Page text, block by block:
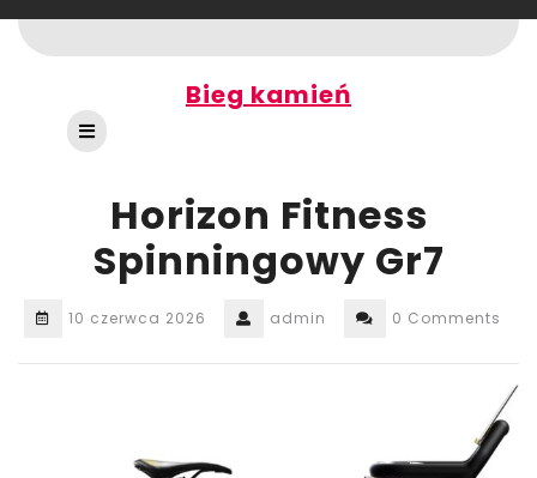
to
content
Bieg kamień
Open
Button
Horizon Fitness
Spinningowy Gr7
10 czerwca 2026 admin 0 Comments